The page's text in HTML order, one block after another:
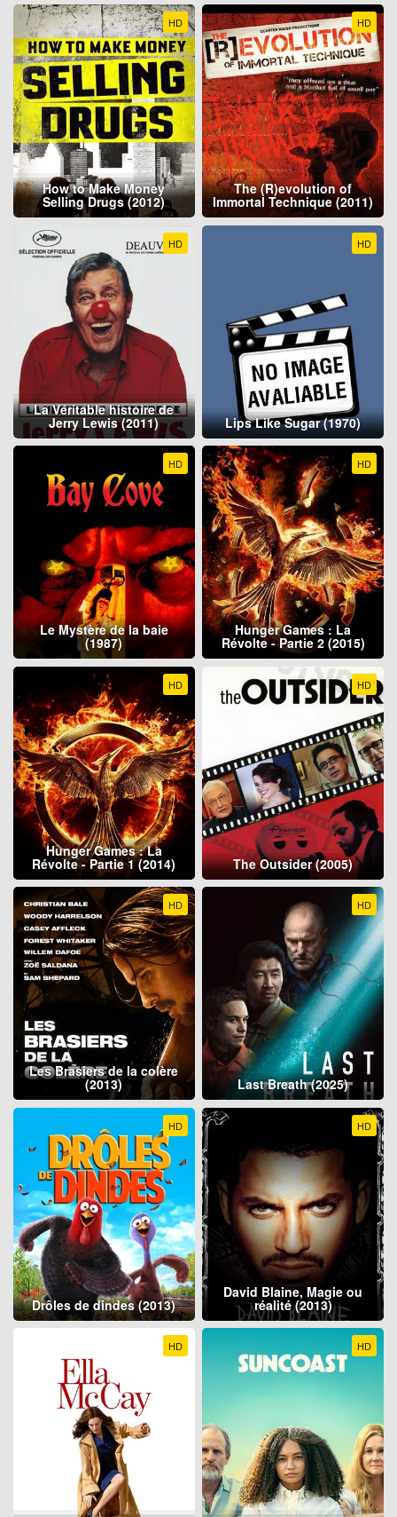
HD
How to Make Money
Selling Drugs (2012)
HD
The (R)evolution of
Immortal Technique (2011)
HD
La Véritable histoire de
Jerry Lewis (2011)
HD
Lips Like Sugar (1970)
HD
Le Mystère de la baie
(1987)
HD
Hunger Games : La
Révolte - Partie 2 (2015)
HD
Hunger Games : La
Révolte - Partie 1 (2014)
HD
The Outsider (2005)
HD
Les Brasiers de la colère
(2013)
HD
Last Breath (2025)
HD
Drôles de dindes (2013)
HD
David Blaine, Magie ou
réalité (2013)
HD HD